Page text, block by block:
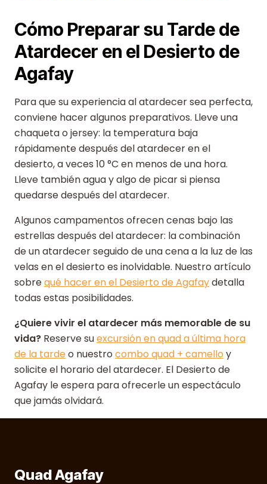
Cómo Preparar su Tarde de
Atardecer en el Desierto de
Agafay
Para que su experiencia al atardecer sea perfecta,
conviene hacer algunos preparativos. Lleve una
chaqueta o jersey: la temperatura baja
rápidamente después del atardecer en el
desierto, a veces 10 °C en menos de una hora.
Lleve también agua y algo de picar si piensa
quedarse después del atardecer.
Algunos campamentos ofrecen cenas bajo las
estrellas después del atardecer: la combinación
de un atardecer seguido de una cena a la luz de las
velas en el desierto es inolvidable. Nuestro artículo
sobrequé hacer en el Desierto de Agafaydetalla
todas estas posibilidades.
¿Quiere vivir el atardecer más memorable de su
vida? Reserve suexcursión en quad a última hora
de la tardeo nuestro combo quad + camello y
solicite el horario del atardecer. El Desierto de
Agafay le espera para ofrecerle un espectáculo
que jamás olvidará.
Quad Agafay